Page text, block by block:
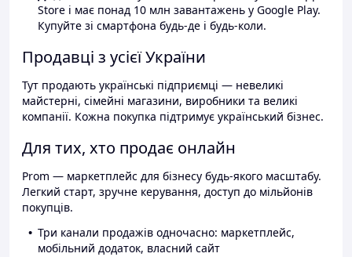
Store і має понад 10 млн завантажень у Google Play.
Купуйте зі смартфона будь-де і будь-коли.
Продавці з усієї України
Тут продають українські підприємці — невеликі
майстерні, сімейні магазини, виробники та великі
компанії. Кожна покупка підтримує український бізнес.
Для тих, хто продає онлайн
Prom — маркетплейс для бізнесу будь-якого масштабу.
Легкий старт, зручне керування, доступ до мільйонів
покупців.
Три канали продажів одночасно: маркетплейс,
мобільний додаток, власний сайт